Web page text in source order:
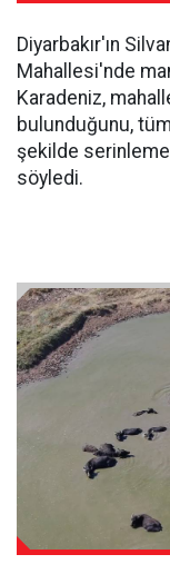
Diyarbakır'ın
Mahallesi'nde
Karadeniz,
bulunduğunu,
şekilde
söyledi.